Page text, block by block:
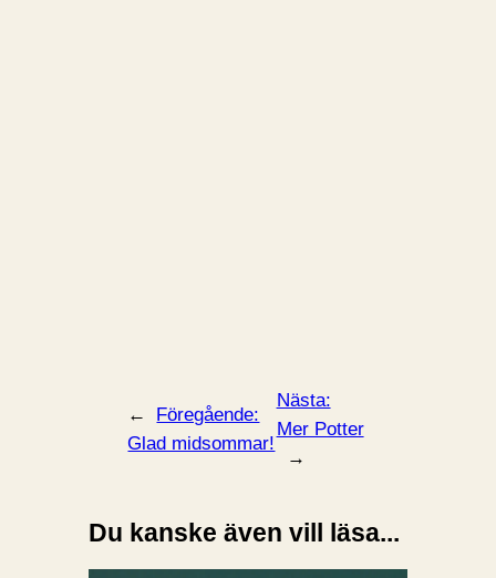
←
Föregående:
Glad midsommar!
Nästa:
Mer Potter
→
Du kanske även vill läsa...